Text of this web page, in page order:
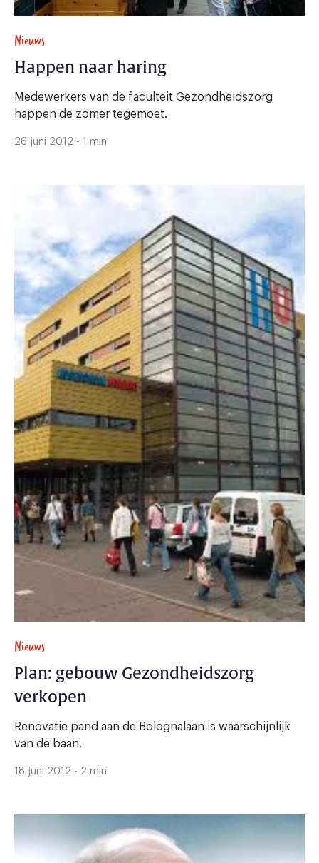
Nieuws
Happen naar haring
Medewerkers van de faculteit Gezondheidszorg
happen de zomer tegemoet.
26 juni 2012 - 1 min.
Nieuws
Plan: gebouw Gezondheidszorg
verkopen
Renovatie pand aan de Bolognalaan is waarschijnlijk
van de baan.
18 juni 2012 - 2 min.